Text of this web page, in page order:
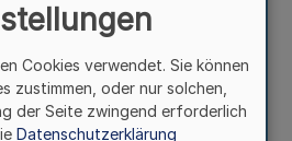
Cookies verwendet. Sie können
zustimmen, oder nur solchen,
der Seite zwingend erforderlich
Datenschutzerklärung